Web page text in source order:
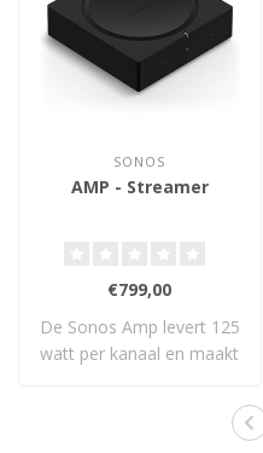
SONOS
AMP - Streamer
€799,00
De Sonos Amp levert 125
watt per kanaal en maakt